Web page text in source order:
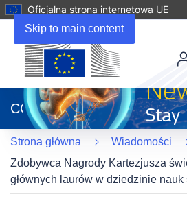
Skip to main content
Oficjalna strona internetowa UE
otworzy
się
w
nowym
oknie)
CORDIS
Strona główna
Wiadomości
Zdobywca Nagrody Kartezjusza
głównych laurów w dziedzinie nauk